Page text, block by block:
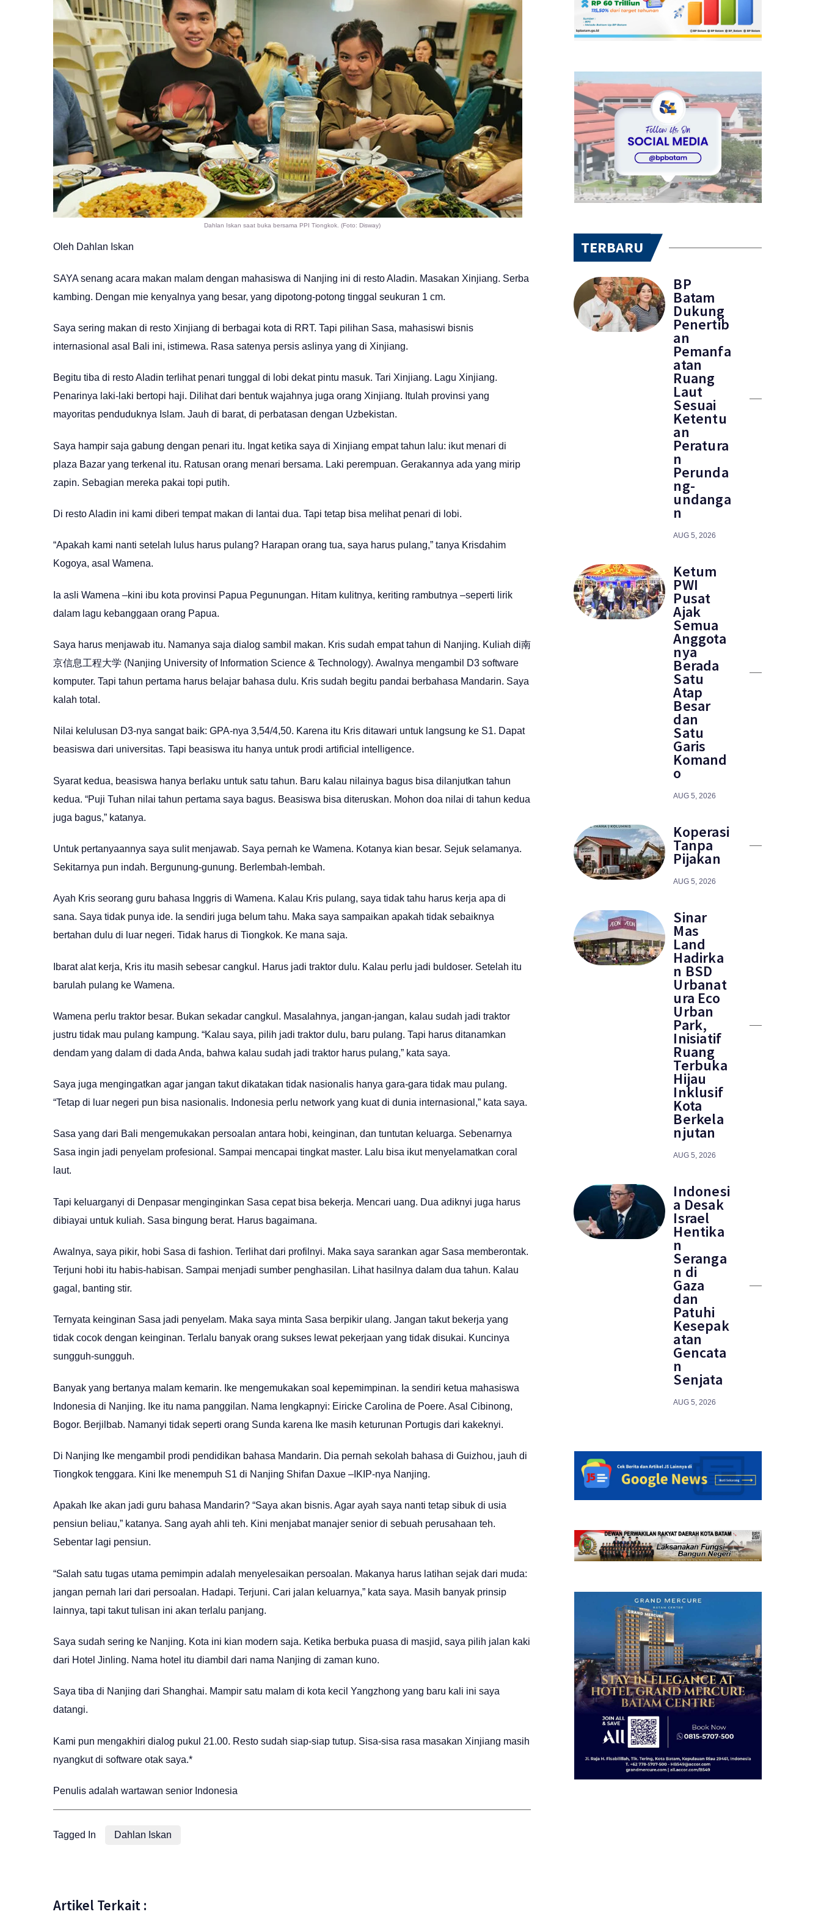
Dahlan Iskan saat buka bersama PPI Tiongkok. (Foto: Disway)
Oleh Dahlan Iskan
SAYA senang acara makan malam dengan mahasiswa di Nanjing ini di resto Aladin. Masakan Xinjiang. Serba
kambing. Dengan mie kenyalnya yang besar, yang dipotong-potong tinggal seukuran 1 cm.
Saya sering makan di resto Xinjiang di berbagai kota di RRT. Tapi pilihan Sasa, mahasiswi bisnis
internasional asal Bali ini, istimewa. Rasa satenya persis aslinya yang di Xinjiang.
Begitu tiba di resto Aladin terlihat penari tunggal di lobi dekat pintu masuk. Tari Xinjiang. Lagu Xinjiang.
Penarinya laki-laki bertopi haji. Dilihat dari bentuk wajahnya juga orang Xinjiang. Itulah provinsi yang
mayoritas penduduknya Islam. Jauh di barat, di perbatasan dengan Uzbekistan.
Saya hampir saja gabung dengan penari itu. Ingat ketika saya di Xinjiang empat tahun lalu: ikut menari di
plaza Bazar yang terkenal itu. Ratusan orang menari bersama. Laki perempuan. Gerakannya ada yang mirip
zapin. Sebagian mereka pakai topi putih.
Di resto Aladin ini kami diberi tempat makan di lantai dua. Tapi tetap bisa melihat penari di lobi.
“Apakah kami nanti setelah lulus harus pulang? Harapan orang tua, saya harus pulang,” tanya Krisdahim
Kogoya, asal Wamena.
Ia asli Wamena –kini ibu kota provinsi Papua Pegunungan. Hitam kulitnya, keriting rambutnya –seperti lirik
dalam lagu kebanggaan orang Papua.
Saya harus menjawab itu. Namanya saja dialog sambil makan. Kris sudah empat tahun di Nanjing. Kuliah di南
京信息工程大学 (Nanjing University of Information Science & Technology). Awalnya mengambil D3 software
komputer. Tapi tahun pertama harus belajar bahasa dulu. Kris sudah begitu pandai berbahasa Mandarin. Saya
kalah total.
Nilai kelulusan D3-nya sangat baik: GPA-nya 3,54/4,50. Karena itu Kris ditawari untuk langsung ke S1. Dapat
beasiswa dari universitas. Tapi beasiswa itu hanya untuk prodi artificial intelligence.
Syarat kedua, beasiswa hanya berlaku untuk satu tahun. Baru kalau nilainya bagus bisa dilanjutkan tahun
kedua. “Puji Tuhan nilai tahun pertama saya bagus. Beasiswa bisa diteruskan. Mohon doa nilai di tahun kedua
juga bagus,” katanya.
Untuk pertanyaannya saya sulit menjawab. Saya pernah ke Wamena. Kotanya kian besar. Sejuk selamanya.
Sekitarnya pun indah. Bergunung-gunung. Berlembah-lembah.
Ayah Kris seorang guru bahasa Inggris di Wamena. Kalau Kris pulang, saya tidak tahu harus kerja apa di
sana. Saya tidak punya ide. Ia sendiri juga belum tahu. Maka saya sampaikan apakah tidak sebaiknya
bertahan dulu di luar negeri. Tidak harus di Tiongkok. Ke mana saja.
Ibarat alat kerja, Kris itu masih sebesar cangkul. Harus jadi traktor dulu. Kalau perlu jadi buldoser. Setelah itu
barulah pulang ke Wamena.
Wamena perlu traktor besar. Bukan sekadar cangkul. Masalahnya, jangan-jangan, kalau sudah jadi traktor
justru tidak mau pulang kampung. “Kalau saya, pilih jadi traktor dulu, baru pulang. Tapi harus ditanamkan
dendam yang dalam di dada Anda, bahwa kalau sudah jadi traktor harus pulang,” kata saya.
Saya juga mengingatkan agar jangan takut dikatakan tidak nasionalis hanya gara-gara tidak mau pulang.
“Tetap di luar negeri pun bisa nasionalis. Indonesia perlu network yang kuat di dunia internasional,” kata saya.
Sasa yang dari Bali mengemukakan persoalan antara hobi, keinginan, dan tuntutan keluarga. Sebenarnya
Sasa ingin jadi penyelam profesional. Sampai mencapai tingkat master. Lalu bisa ikut menyelamatkan coral
laut.
Tapi keluarganyi di Denpasar menginginkan Sasa cepat bisa bekerja. Mencari uang. Dua adiknyi juga harus
dibiayai untuk kuliah. Sasa bingung berat. Harus bagaimana.
Awalnya, saya pikir, hobi Sasa di fashion. Terlihat dari profilnyi. Maka saya sarankan agar Sasa memberontak.
Terjuni hobi itu habis-habisan. Sampai menjadi sumber penghasilan. Lihat hasilnya dalam dua tahun. Kalau
gagal, banting stir.
Ternyata keinginan Sasa jadi penyelam. Maka saya minta Sasa berpikir ulang. Jangan takut bekerja yang
tidak cocok dengan keinginan. Terlalu banyak orang sukses lewat pekerjaan yang tidak disukai. Kuncinya
sungguh-sungguh.
Banyak yang bertanya malam kemarin. Ike mengemukakan soal kepemimpinan. Ia sendiri ketua mahasiswa
Indonesia di Nanjing. Ike itu nama panggilan. Nama lengkapnyi: Eiricke Carolina de Poere. Asal Cibinong,
Bogor. Berjilbab. Namanyi tidak seperti orang Sunda karena Ike masih keturunan Portugis dari kakeknyi.
Di Nanjing Ike mengambil prodi pendidikan bahasa Mandarin. Dia pernah sekolah bahasa di Guizhou, jauh di
Tiongkok tenggara. Kini Ike menempuh S1 di Nanjing Shifan Daxue –IKIP-nya Nanjing.
Apakah Ike akan jadi guru bahasa Mandarin? “Saya akan bisnis. Agar ayah saya nanti tetap sibuk di usia
pensiun beliau,” katanya. Sang ayah ahli teh. Kini menjabat manajer senior di sebuah perusahaan teh.
Sebentar lagi pensiun.
“Salah satu tugas utama pemimpin adalah menyelesaikan persoalan. Makanya harus latihan sejak dari muda:
jangan pernah lari dari persoalan. Hadapi. Terjuni. Cari jalan keluarnya,” kata saya. Masih banyak prinsip
lainnya, tapi takut tulisan ini akan terlalu panjang.
Saya sudah sering ke Nanjing. Kota ini kian modern saja. Ketika berbuka puasa di masjid, saya pilih jalan kaki
dari Hotel Jinling. Nama hotel itu diambil dari nama Nanjing di zaman kuno.
Saya tiba di Nanjing dari Shanghai. Mampir satu malam di kota kecil Yangzhong yang baru kali ini saya
datangi.
Kami pun mengakhiri dialog pukul 21.00. Resto sudah siap-siap tutup. Sisa-sisa rasa masakan Xinjiang masih
nyangkut di software otak saya.*
Penulis adalah wartawan senior Indonesia
Tagged In Dahlan Iskan
Artikel Terkait :
TERBARU
BP
Batam
Dukung
Penertib
an
Pemanfa
atan
Ruang
Laut
Sesuai
Ketentu
an
Peratura
n
Perunda
ng-
undanga
n
AUG 5, 2026
Ketum
PWI
Pusat
Ajak
Semua
Anggota
nya
Berada
Satu
Atap
Besar
dan
Satu
Garis
Komand
o
AUG 5, 2026
Koperasi
Tanpa
Pijakan
AUG 5, 2026
Sinar
Mas
Land
Hadirka
n BSD
Urbanat
ura Eco
Urban
Park,
Inisiatif
Ruang
Terbuka
Hijau
Inklusif
Kota
Berkela
njutan
AUG 5, 2026
Indonesi
a Desak
Israel
Hentika
n
Seranga
n di
Gaza
dan
Patuhi
Kesepak
atan
Gencata
n
Senjata
AUG 5, 2026